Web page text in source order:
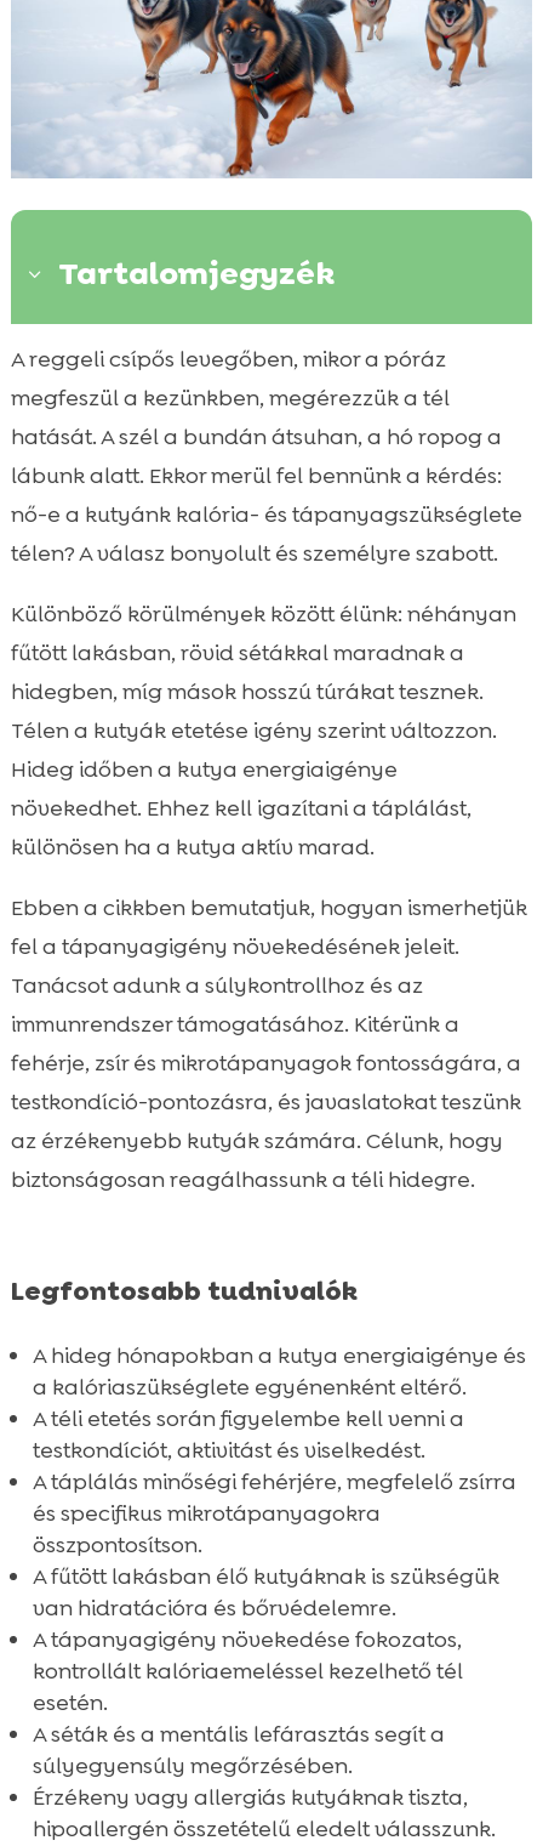
3 Tartalomjegyzék
 Téli időjárás és a kutyák
energiaegyensúlya

A testkondíció pontozása és a téli etetés
fehérje, zsír, szénhidrát
Vitaminok és ásványi anyagok téli
fókuszban
sétákon
 kutya tápanyagigény növekedés tél
 Kölykök, kis-, közepes és nagytestű kutyák
téli igényei
 Idős, ivartalanított és túlsúlyos kutyák
speciális szempontjai
etetése télen
 CricksyDog ajánlások a téli időszakra
 Téli adagolási stratégia: hogyan növeljük
okosan a kalóriákat?

Omega-3 zsírsavak és a bőr–szőrzet
védelme hidegben
Edzés, játék és mentális lefárasztás a
kalóriaegyensúly szolgálatában
Téli egészségügyi kockázatok és
életmódokhoz
etetésben?
Összefoglaló
FAQ
A reggeli csípős levegőben, mikor a póráz
megfeszül a kezünkben, megérezzük a tél
hatását. A szél a bundán átsuhan, a hó ropog a
lábunk alatt. Ekkor merül fel bennünk a kérdés:
nő-e a kutyánk kalória- és tápanyagszükséglete
télen? A válasz bonyolult és személyre szabott.
Különböző körülmények között élünk: néhányan
fűtött lakásban, rövid sétákkal maradnak a
hidegben, míg mások hosszú túrákat tesznek.
Télen a kutyák etetése igény szerint változzon.
Hideg időben a kutya energiaigénye
növekedhet. Ehhez kell igazítani a táplálást,
különösen ha a kutya aktív marad.
Ebben a cikkben bemutatjuk, hogyan ismerhetjük
fel a tápanyagigény növekedésének jeleit.
Tanácsot adunk a súlykontrollhoz és az
immunrendszer támogatásához. Kitérünk a
fehérje, zsír és mikrotápanyagok fontosságára, a
testkondíció-pontozásra, és javaslatokat teszünk
az érzékenyebb kutyák számára. Célunk, hogy
biztonságosan reagálhassunk a téli hidegre.
Legfontosabb tudnivalók
A hideg hónapokban a kutya energiaigénye és
a kalóriaszükséglete egyénenként eltérő.
A téli etetés során figyelembe kell venni a
testkondíciót, aktivitást és viselkedést.
A táplálás minőségi fehérjére, megfelelő zsírra
és specifikus mikrotápanyagokra
összpontosítson.
A fűtött lakásban élő kutyáknak is szükségük
van hidratációra és bőrvédelemre.
A tápanyagigény növekedése fokozatos,
kontrollált kalóriaemeléssel kezelhető tél
esetén.
A séták és a mentális lefárasztás segít a
súlyegyensúly megőrzésében.
Érzékeny vagy allergiás kutyáknak tiszta,
hipoallergén összetételű eledelt válasszunk.